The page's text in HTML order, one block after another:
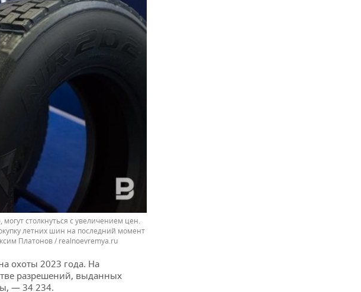
столкнуться с увеличением цен.
летних шин на последний момент
Платонов / realnoevremya.ru
охоты 2023 года. На
разрешений, выданных
— 34 234.